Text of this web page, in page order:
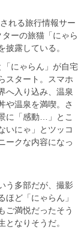
れる旅行情報サー
ーの旅猫「にゃら
露している。
にゃらん」が自宅
スタート。スマホ
へ入り込み、温泉
や温泉を満喫。さ
に「感動…」とこ
いにゃ」とツッコ
ークな内容になっ
う多部だが、撮影
ど「にゃらん」
ご満悦だったそう
なりそうだ。